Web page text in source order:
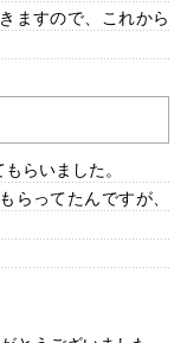
ますので、これから
らいました。
らってたんですが、